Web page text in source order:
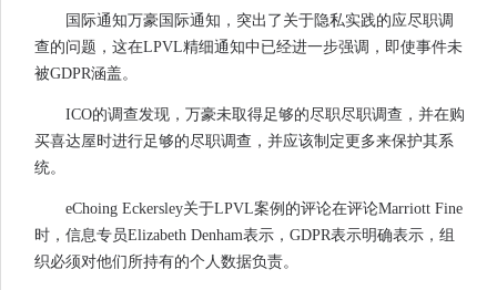
国际通知万豪国际通知，突出了关于隐私实践的应尽职调
查的问题，这在LPVL精细通知中已经进一步强调，即使事件未
被GDPR涵盖。
ICO的调查发现，万豪未取得足够的尽职尽职调查，并在购
买喜达屋时进行足够的尽职调查，并应该制定更多来保护其系
统。
eChoing Eckersley关于LPVL案例的评论在评论Marriott Fine
时，信息专员Elizabeth Denham表示，GDPR表示明确表示，组
织必须对他们所持有的个人数据负责。